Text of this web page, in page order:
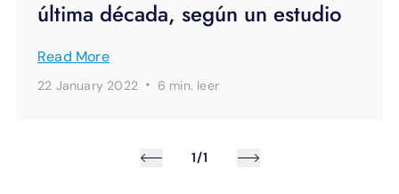
última década, según un estudio
Read More
22 January 2022 · 6 min. leer
1/1